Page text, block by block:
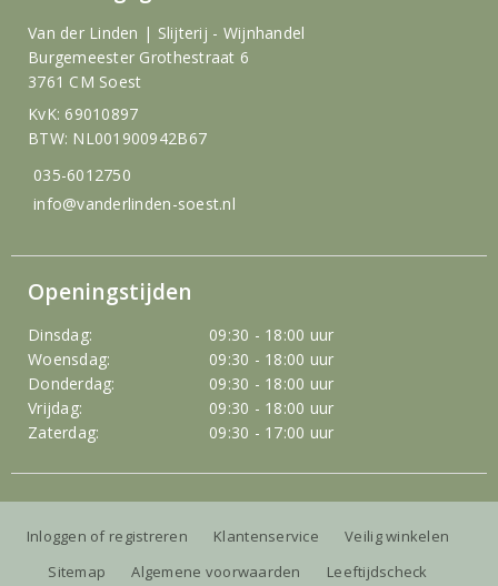
Van der Linden | Slijterij - Wijnhandel
Burgemeester Grothestraat 6
3761 CM Soest
KvK: 69010897
BTW: NL001900942B67
035-6012750
info@vanderlinden-soest.nl
Openingstijden
Dinsdag:
09:30 - 18:00 uur
Woensdag:
09:30 - 18:00 uur
Donderdag:
09:30 - 18:00 uur
Vrijdag:
09:30 - 18:00 uur
Zaterdag:
09:30 - 17:00 uur
Inloggen of registreren Klantenservice
Veilig winkelen
Sitemap
Algemene voorwaarden Leeftijdscheck